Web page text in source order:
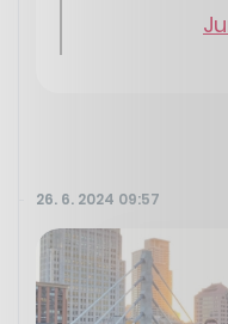
26. 6. 2024 09:57